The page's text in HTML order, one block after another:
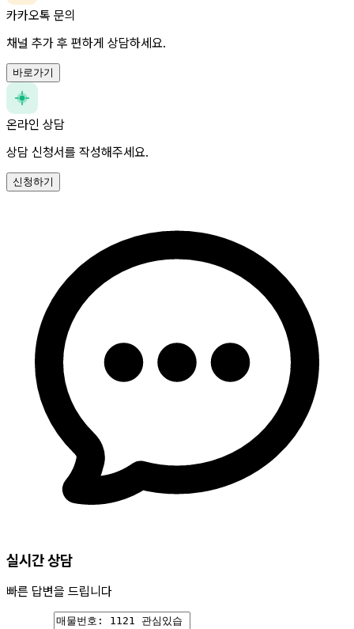
카카오톡 문의
채널 추가 후 편하게 상담하세요.
바로가기
온라인 상담
상담 신청서를 작성해주세요.
신청하기
실시간 상담
빠른 답변을 드립니다